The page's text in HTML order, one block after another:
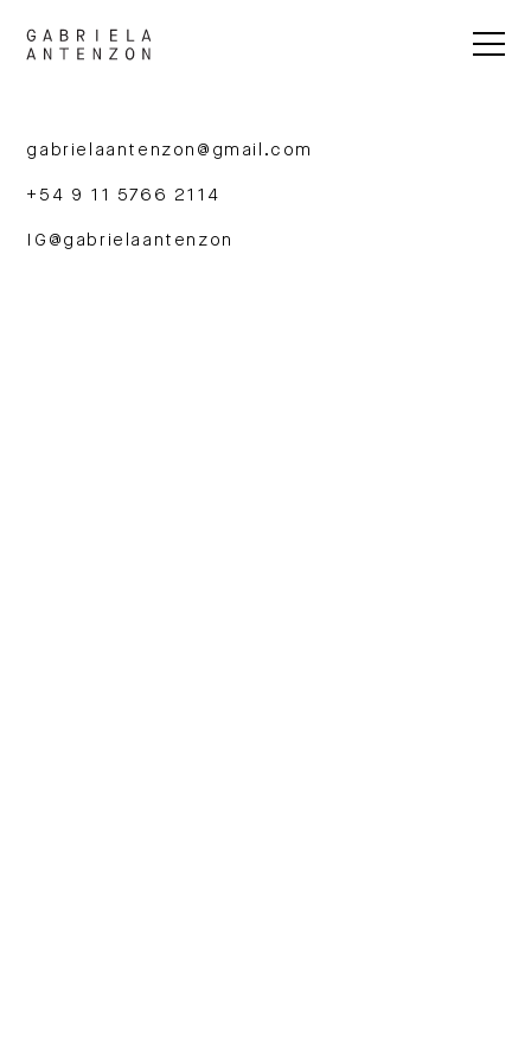
gabrielaantenzon@gmail.com
+54 9 11 5766 2114
IG @gabrielaantenzon